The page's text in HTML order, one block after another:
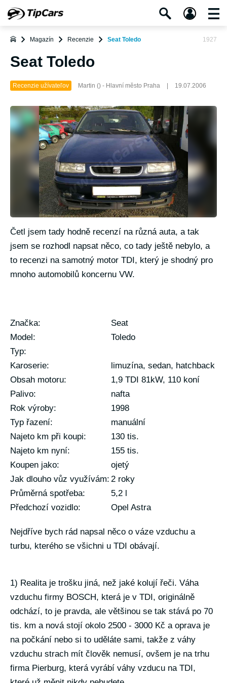
Magazín Recenzie Seat Toledo 1927
Seat Toledo
Recenzie užívateľov Martin () - Hlavní město Praha 19.07.2006
Četl jsem tady hodně recenzí na různá auta, a tak
jsem se rozhodl napsat něco, co tady ještě nebylo, a
to recenzi na samotný motor TDI, který je shodný pro
mnoho automobilů koncernu VW.
Značka:
Seat
Model:
Toledo
Typ:
Karoserie:
limuzína, sedan, hatchback
Obsah motoru:
1,9 TDI 81kW, 110 koní
Palivo:
nafta
Rok výroby:
1998
Typ řazení:
manuální
Najeto km při koupi:
130 tis.
Najeto km nyní:
155 tis.
Koupen jako:
ojetý
Jak dlouho vůz využívám: 2 roky
Průměrná spotřeba:
5,2 l
Předchozí vozidlo:
Opel Astra
Nejdříve bych rád napsal něco o váze vzduchu a
turbu, kterého se všichni u TDI obávají.
1) Realita je trošku jiná, než jaké kolují řeči. Váha
vzduchu firmy BOSCH, která je v TDI, originálně
odchází, to je pravda, ale většinou se tak stává po 70
tis. km a nová stojí okolo 2500 - 3000 Kč a oprava je
na počkání nebo si to uděláte sami, takže z váhy
vzduchu strach mít člověk nemusí, ovšem je na trhu
firma Pierburg, která vyrábí váhy vzducu na TDI,